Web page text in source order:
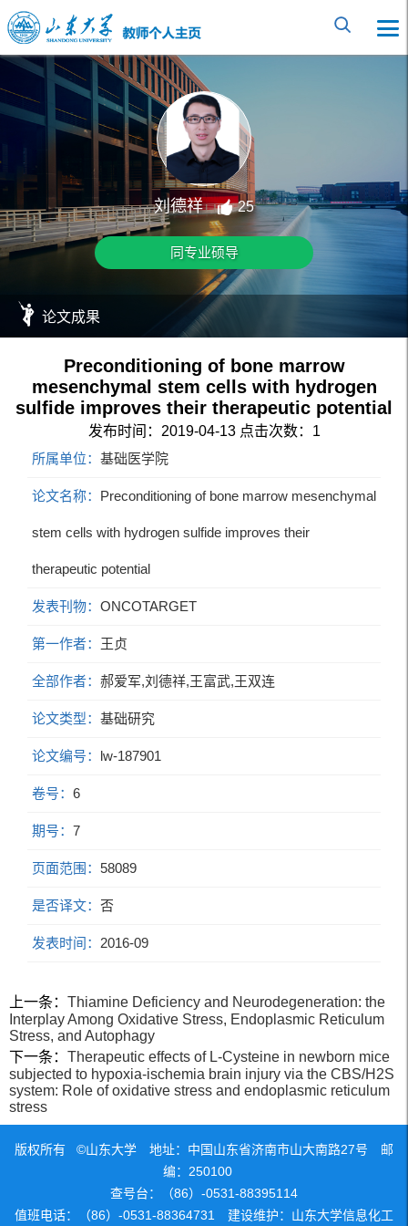
刘德祥 25
同专业硕导
论文成果
Preconditioning of bone marrow
mesenchymal stem cells with hydrogen
sulfide improves their therapeutic potential
发布时间：2019-04-13 点击次数： 1
所属单位： 基础医学院
论文名称： Preconditioning of bone marrow mesenchymal
stem cells with hydrogen sulfide improves their
therapeutic potential
发表刊物： ONCOTARGET
第一作者： 王贞
全部作者： 郝爱军,刘德祥,王富武,王双连
论文类型： 基础研究
论文编号： lw-187901
卷号： 6
期号： 7
页面范围： 58089
是否译文： 否
发表时间： 2016-09
上一条： Thiamine Deficiency and Neurodegeneration: the
Interplay Among Oxidative Stress, Endoplasmic Reticulum
Stress, and Autophagy
下一条： Therapeutic effects of L-Cysteine in newborn mice
subjected to hypoxia-ischemia brain injury via the CBS/H2S
system: Role of oxidative stress and endoplasmic reticulum
stress
版权所有 ©山东大学 地址：中国山东省济南市山大南路27号 邮
编：250100
查号台：（86）-0531-88395114
值班电话：（86）-0531-88364731 建设维护：山东大学信息化工